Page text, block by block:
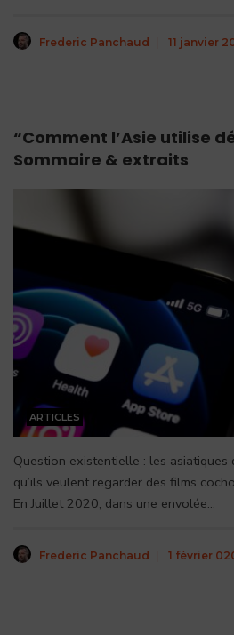
Frederic Panchaud 11 janvier
“Comment l’Asie utilise
Sommaire & extraits
ARTICLES
Question existentielle : les
qu’ils veulent regarder des films
En Juillet 2020, dans une envolée...
Frederic Panchaud 1 février